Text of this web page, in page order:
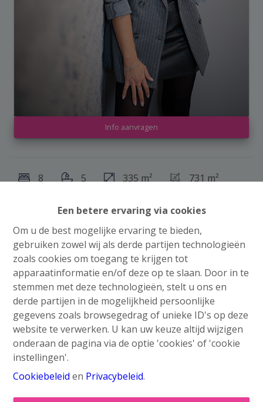
Een betere ervaring via cookies
Om u de best mogelijke ervaring te bieden,
gebruiken zowel wij als derde partijen technologieën
zoals cookies om toegang te krijgen tot
apparaatinformatie en/of deze op te slaan. Door in te
stemmen met deze technologieën, stelt u ons en
derde partijen in de mogelijkheid persoonlijke
gegevens zoals browsegedrag of unieke ID's op deze
website te verwerken. U kan uw keuze altijd wijzigen
onderaan de pagina via de optie 'cookies' of 'cookie
instellingen'.
Cookiebeleid en Privacybeleid.
Info aanvragen
8 5 335 m² 731 m²
Delen
Algemeen
Rue de Joie 68, 4000 Liège